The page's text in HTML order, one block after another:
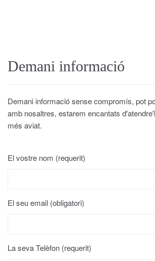
Demani informació
Demani informació sense compromís, pot
amb nosaltres, estarem encantats
més aviat.
El vostre nom (requerit)
El seu email (obligatori)
La seva Telèfon (requerit)